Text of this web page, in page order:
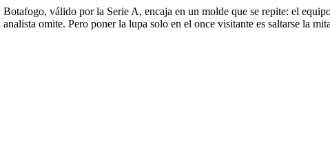
válido por la Serie A, encaja en un molde que se repite: el
omite. Pero poner la lupa solo en el once visitante es saltarse la